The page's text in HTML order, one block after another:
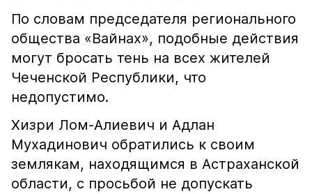
По словам председателя регионального
общества «Вайнах», подобные действия
могут бросать тень на всех жителей
Чеченской Республики, что
недопустимо.
Хизри Лом-Алиевич и Адлан
Мухадинович обратились к своим
землякам, находящимся в Астраханской
области, с просьбой не допускать